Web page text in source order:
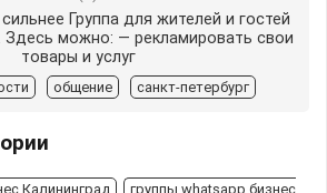
Группа для жителей и гостей
Здесь можно: — рекламировать свои
товары и услуг
общение санкт-петербург
Калининград
группы whatsapp бизнес